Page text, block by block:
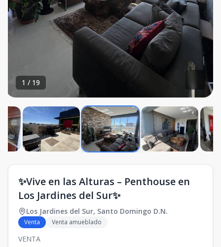
1 / 19
✨Vive en las Alturas – Penthouse en
Los Jardines del Sur✨
Los Jardines del Sur, Santo Domingo D.N.
Venta Venta amueblado
VENTA